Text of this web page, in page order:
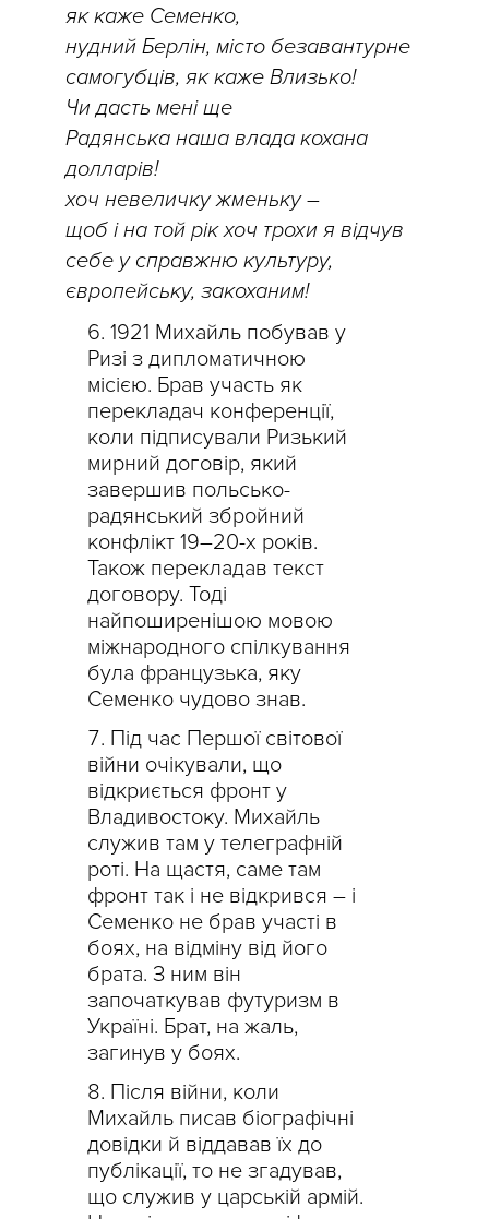
як каже Семенко,
нудний Берлін, місто безавантурне
самогубців, як каже Влизько!
Чи дасть мені ще
Радянська наша влада кохана
долларів!
хоч невеличку жменьку –
щоб і на той рік хоч трохи я відчув
себе у справжню культуру,
європейську, закоханим!
1921 Михайль побував у
Ризі з дипломатичною
місією. Брав участь як
перекладач конференції,
коли підписували Ризький
мирний договір, який
завершив польсько-
радянський збройний
конфлікт 19–20-х років.
Також перекладав текст
договору. Тоді
найпоширенішою мовою
міжнародного спілкування
була французька, яку
Семенко чудово знав.
Під час Першої світової
війни очікували, що
відкриється фронт у
Владивостоку. Михайль
служив там у телеграфній
роті. На щастя, саме там
фронт так і не відкрився – і
Семенко не брав участі в
боях, на відміну від його
брата. З ним він
започаткував футуризм в
Україні. Брат, на жаль,
загинув у боях.
Після війни, коли
Михайль писав біографічні
довідки й віддавав їх до
публікації, то не згадував,
що служив у царській армій.